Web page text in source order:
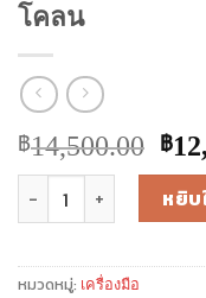
โคลน
฿14,500.00
฿
฿
จำนวน หยิบ
หมวดหมู่: เครื่องมือ